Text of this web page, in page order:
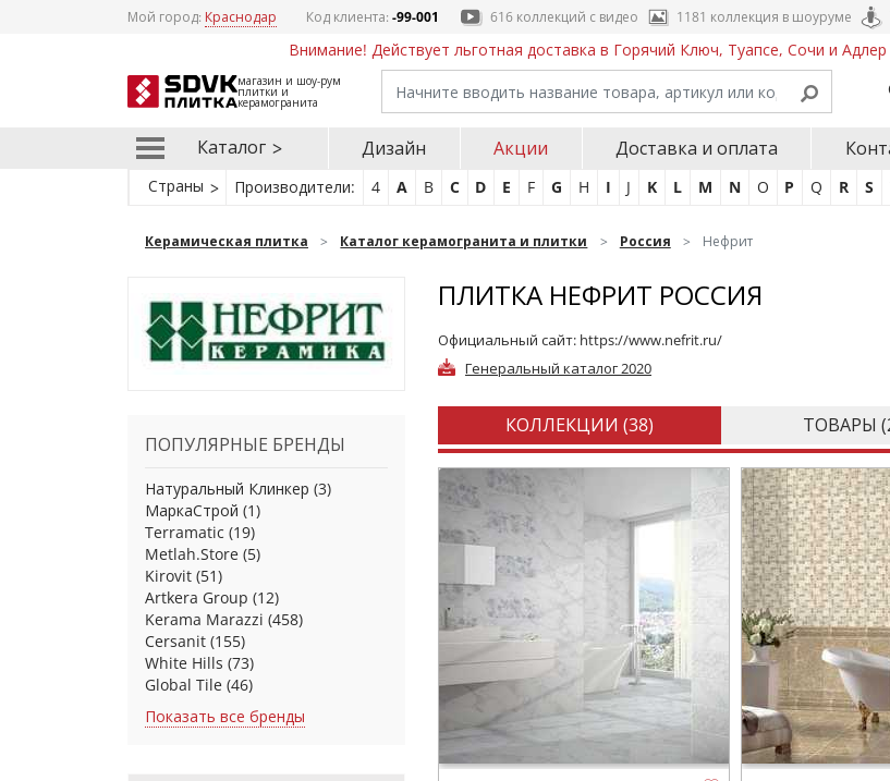
Мой город: Краснодар Код клиента:-99-001 616 коллекций с видео 1181 коллекция в шоуруме
Внимание! Действует льготная доставка в Горячий Ключ, Туапсе, Сочи и
магазин и шоу-рум
плитки и
керамогранита
Каталог Дизайн Акции Доставка и оплата
Страны Производители: 4 A B C D E F G H I J K L M N O P Q R S
Керамическая плитка Каталог керамогранита и плитки Россия Нефрит
ПОПУЛЯРНЫЕ БРЕНДЫ
Натуральный Клинкер (3)
МаркаСтрой (1)
Terramatic (19)
Metlah.Store (5)
Kirovit (51)
Artkera Group (12)
Kerama Marazzi (458)
Cersanit (155)
White Hills (73)
Global Tile (46)
Показать все бренды
ПЛИТКА НЕФРИТ РОССИЯ
Официальный сайт: https://www.nefrit.ru/
Генеральный каталог 2020
КОЛЛЕКЦИИ (38) ТОВАРЫ (